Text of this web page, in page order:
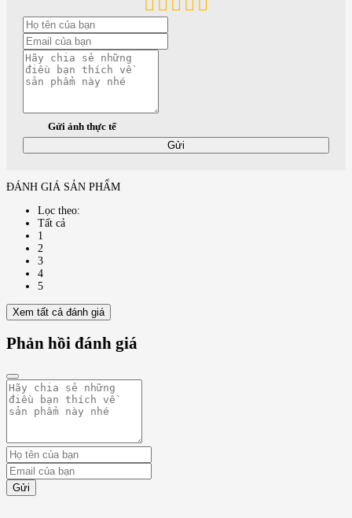
Gửi ảnh thực tế
Gửi
ĐÁNH GIÁ SẢN PHẨM
Lọc theo:
Tất cả
1
2
3
4
5
Xem tất cả đánh giá
Phản hồi đánh giá
Gửi